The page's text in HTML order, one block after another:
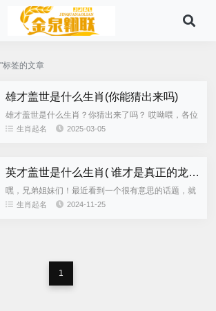
标签的文章
雄才盖世是什么生肖(你能猜出来吗)
雄才盖世是什么生肖？你猜出来了吗？ 哎呦喂，各位
看官，今天咱们来玩个小游戏，猜猜看，雄才盖世是
生肖起名 2025-03-05
英才盖世是什么生肖( 谁才是真正的龙凤呈祥)
嘿，兄弟姐妹们！最近看到一个很有意思的话题，就
是“英才盖世是什么生肖？”，哈哈，这可把我的八卦
生肖起名 2024-11-25
1